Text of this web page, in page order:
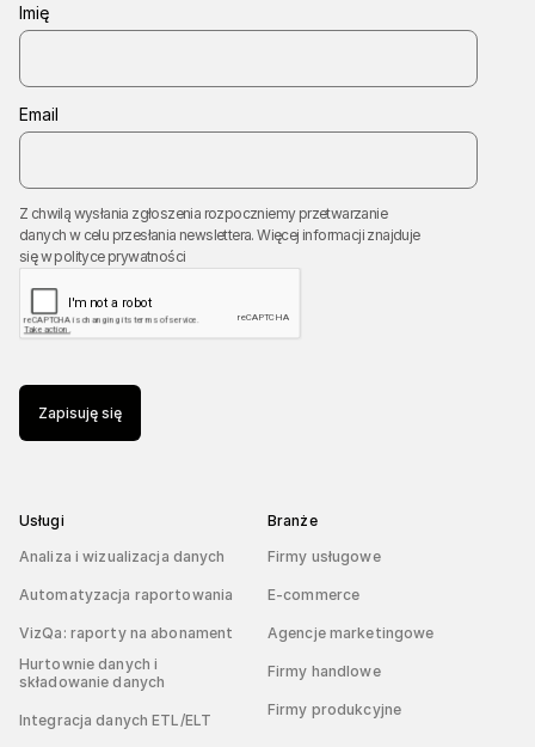
Imię
Email
Z chwilą wysłania zgłoszenia rozpoczniemy przetwarzanie
danych w celu przesłania newslettera. Więcej informacji znajduje
się wpolityce prywatności
Zapisuję się
Usługi
Analiza i wizualizacja danych
Automatyzacja raportowania
VizQa: raporty na abonament
Hurtownie danych i
składowanie danych
Integracja danych ETL/ELT
Branże
Firmy usługowe
E-commerce
Agencje marketingowe
Firmy handlowe
Firmy produkcyjne